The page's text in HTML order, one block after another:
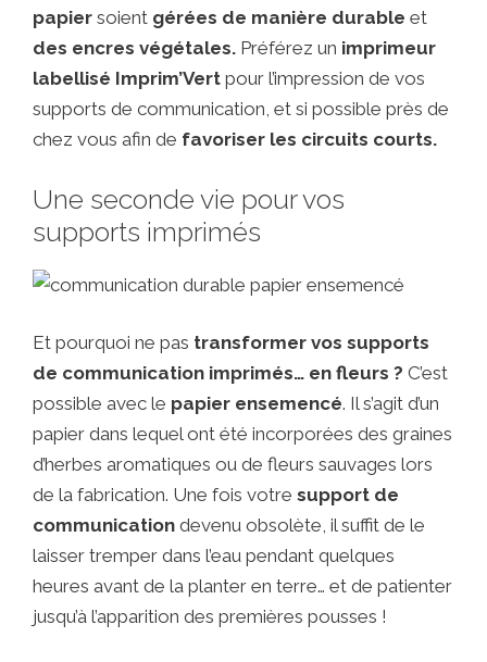
papier soient gérées de manière durable et
des encres végétales. Préférez un imprimeur
labellisé Imprim’Vert pour l’impression de vos
supports de communication, et si possible près de
chez vous afin de favoriser les circuits courts.
Une seconde vie pour vos
supports imprimés
Et pourquoi ne pas transformer vos supports
de communication imprimés… en fleurs ? C’est
possible avec le papier ensemencé. Il s’agit d’un
papier dans lequel ont été incorporées des graines
d’herbes aromatiques ou de fleurs sauvages lors
de la fabrication. Une fois votre support de
communication devenu obsolète, il suffit de le
laisser tremper dans l’eau pendant quelques
heures avant de la planter en terre… et de patienter
jusqu’à l’apparition des premières pousses !